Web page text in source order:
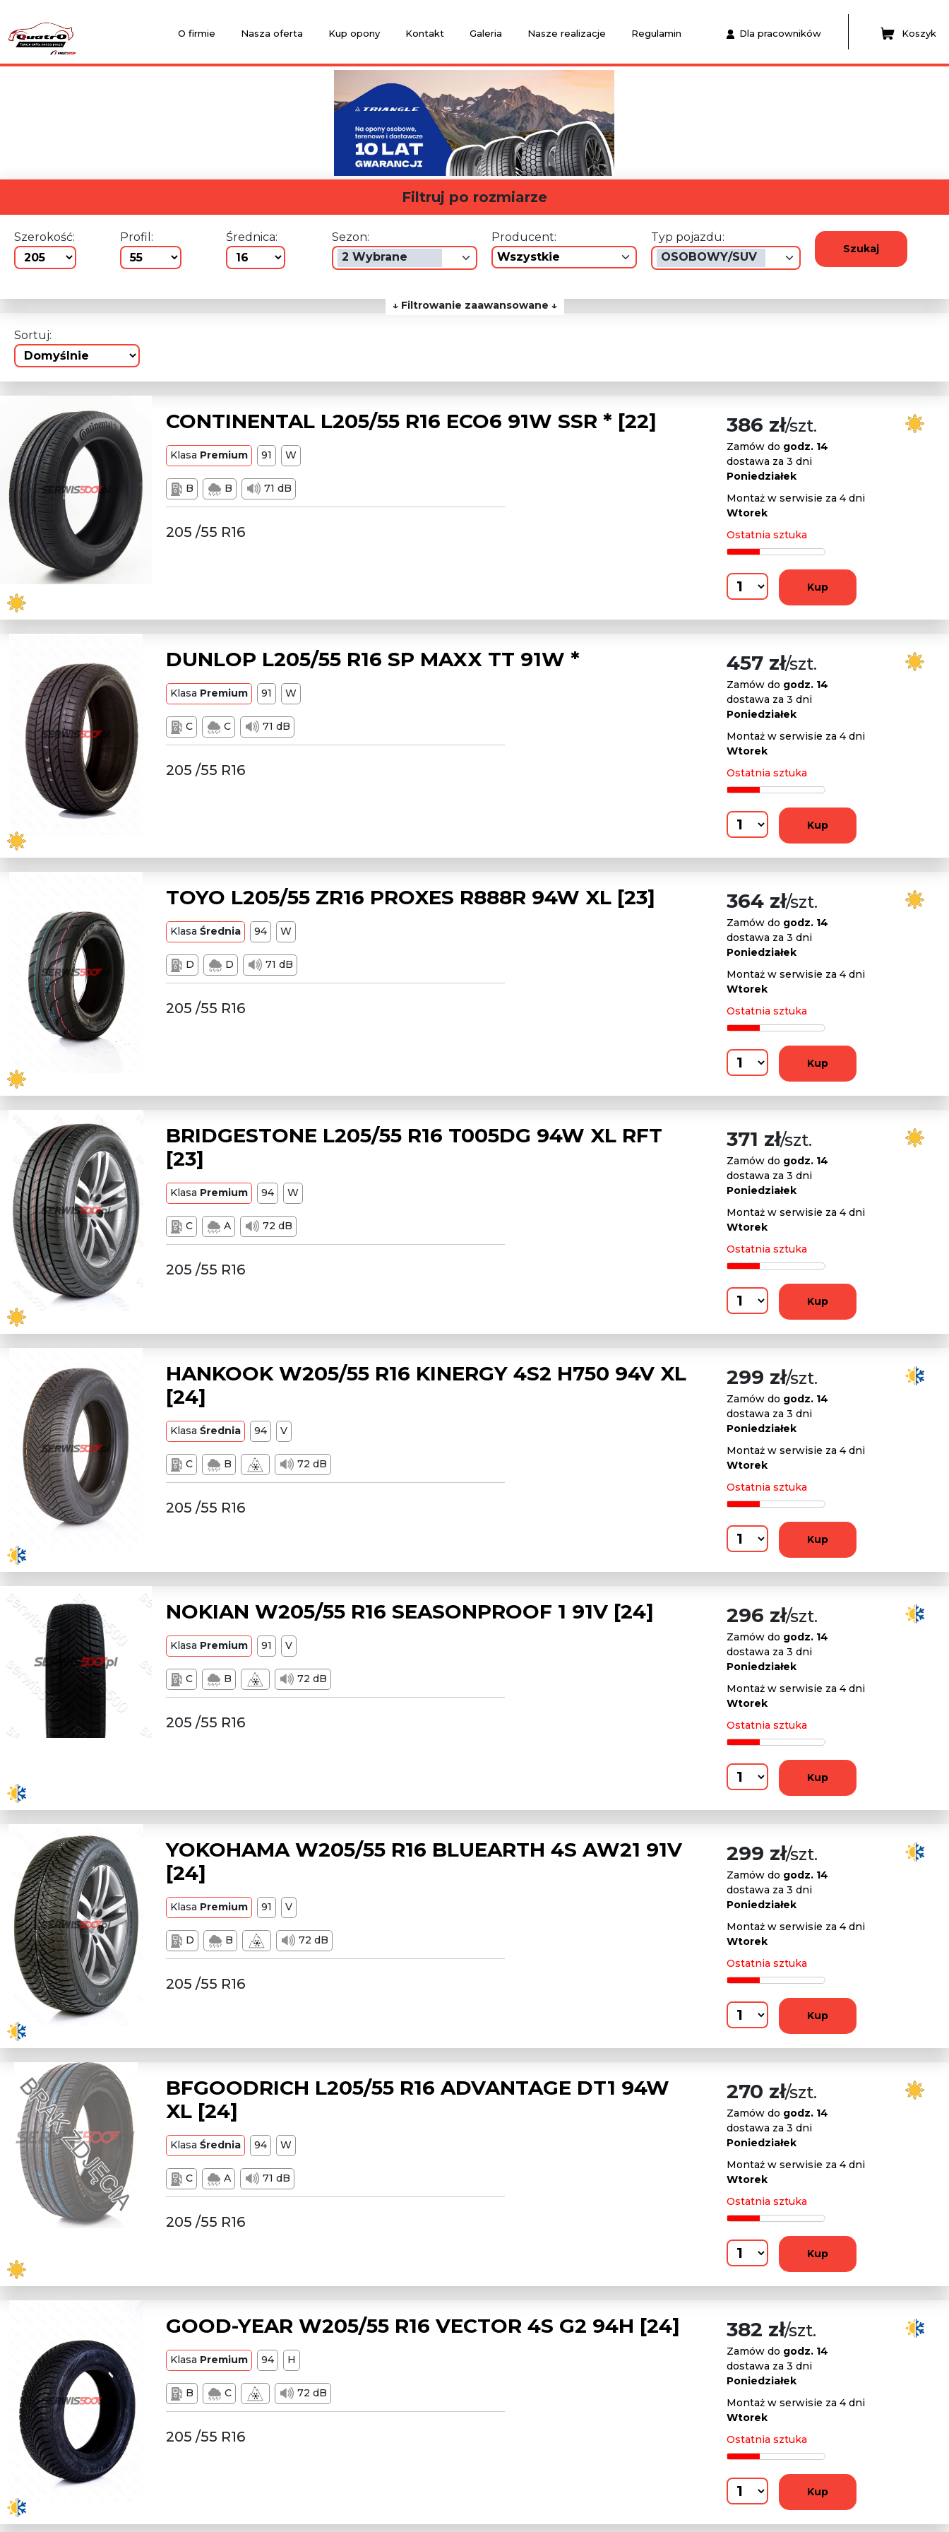
O firmie Nasza oferta Kup opony Kontakt Galeria Nasze realizacje Regulamin Dla pracowników Koszyk
Filtruj po rozmiarze
Szerokość: Profil: Średnica:
Sezon:
2 Wybrane
Producent:
wszystkie
Typ pojazdu:
OSOBOWY/SUV
Szukaj
↓ Filtrowanie zaawansowane ↓
Sortuj:
CONTINENTAL L205/55 R16 ECO6 91W SSR * [22]
Klasa Premium 91 W
B B 71 dB
205 /55 R16
386 zł/szt.
Zamów do godz. 14
dostawa za 3 dni
Poniedziałek
Montaż w serwisie za 4 dni
Wtorek
Ostatnia sztuka
Kup
DUNLOP L205/55 R16 SP MAXX TT 91W *
Klasa Premium 91 W
C C 71 dB
205 /55 R16
457 zł/szt.
Zamów do godz. 14
dostawa za 3 dni
Poniedziałek
Montaż w serwisie za 4 dni
Wtorek
Ostatnia sztuka
Kup
TOYO L205/55 ZR16 PROXES R888R 94W XL [23]
Klasa Średnia 94 W
D D 71 dB
205 /55 R16
364 zł/szt.
Zamów do godz. 14
dostawa za 3 dni
Poniedziałek
Montaż w serwisie za 4 dni
Wtorek
Ostatnia sztuka
Kup
BRIDGESTONE L205/55 R16 T005DG 94W XL RFT
[23]
Klasa Premium 94 W
C A 72 dB
205 /55 R16
371 zł/szt.
Zamów do godz. 14
dostawa za 3 dni
Poniedziałek
Montaż w serwisie za 4 dni
Wtorek
Ostatnia sztuka
Kup
HANKOOK W205/55 R16 KINERGY 4S2 H750 94V XL
[24]
Klasa Średnia 94 V
C B 72 dB
205 /55 R16
299 zł/szt.
Zamów do godz. 14
dostawa za 3 dni
Poniedziałek
Montaż w serwisie za 4 dni
Wtorek
Ostatnia sztuka
Kup
NOKIAN W205/55 R16 SEASONPROOF 1 91V [24]
Klasa Premium 91 V
C B 72 dB
205 /55 R16
296 zł/szt.
Zamów do godz. 14
dostawa za 3 dni
Poniedziałek
Montaż w serwisie za 4 dni
Wtorek
Ostatnia sztuka
Kup
YOKOHAMA W205/55 R16 BLUEARTH 4S AW21 91V
[24]
Klasa Premium 91 V
D B 72 dB
205 /55 R16
299 zł/szt.
Zamów do godz. 14
dostawa za 3 dni
Poniedziałek
Montaż w serwisie za 4 dni
Wtorek
Ostatnia sztuka
Kup
BFGOODRICH L205/55 R16 ADVANTAGE DT1 94W
XL [24]
Klasa Średnia 94 W
C A 71 dB
205 /55 R16
270 zł/szt.
Zamów do godz. 14
dostawa za 3 dni
Poniedziałek
Montaż w serwisie za 4 dni
Wtorek
Ostatnia sztuka
Kup
GOOD-YEAR W205/55 R16 VECTOR 4S G2 94H [24]
Klasa Premium 94 H
B C 72 dB
205 /55 R16
382 zł/szt.
Zamów do godz. 14
dostawa za 3 dni
Poniedziałek
Montaż w serwisie za 4 dni
Wtorek
Ostatnia sztuka
Kup